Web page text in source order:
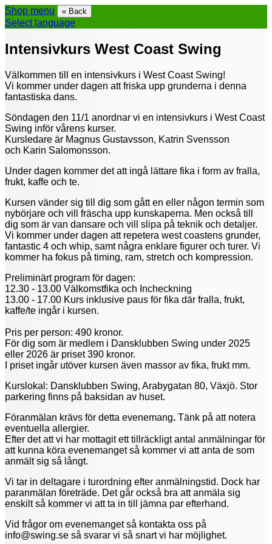
Shop menu « Back
Select language
Intensivkurs West Coast Swing
Välkommen till en intensivkurs i West Coast Swing!
Vi kommer under dagen att friska upp grunderna i denna
fantastiska dans.
Söndagen den 11/1 anordnar vi en intensivkurs i West Coast
Swing inför vårens kurser.
Kursledare är Magnus Gustavsson, Katrin Svensson
och Karin Salomonsson.
Under dagen kommer det att ingå lättare fika i form av fralla,
frukt, kaffe och te.
Kursen vänder sig till dig som gått en eller någon termin som
nybörjare och vill fräscha upp kunskaperna. Men också till
dig som är van dansare och vill slipa på teknik och detaljer.
Vi kommer under dagen att repetera west coastens grunder,
fantastic 4 och whip, samt några enklare figurer och turer. Vi
kommer ha fokus på timing, ram, stretch och kompression.
Preliminärt program för dagen:
12.30 - 13.00 Välkomstfika och Incheckning
13.00 - 17.00 Kurs inklusive paus för fika där fralla, frukt,
kaffe/te ingår i kursen.
Pris per person: 490 kronor.
För dig som är medlem i Dansklubben Swing under 2025
eller 2026 är priset 390 kronor.
I priset ingår utöver kursen även massor av fika, frukt mm.
Kurslokal: Dansklubben Swing, Arabygatan 80, Växjö. Stor
parkering finns på baksidan av huset.
Föranmälan krävs för detta evenemang. Tänk på att notera
eventuella allergier.
Efter det att vi har mottagit ett tillräckligt antal anmälningar för
att kunna köra evenemanget så kommer vi att anta de som
anmält sig så långt.
Vi tar in deltagare i turordning efter anmälningstid. Dock har
paranmälan företräde. Det går också bra att anmäla sig
enskilt så kommer vi att ta in till jämna par efterhand.
Vid frågor om evenemanget så kontakta oss på
info@swing.se så svarar vi så snart vi har möjlighet.